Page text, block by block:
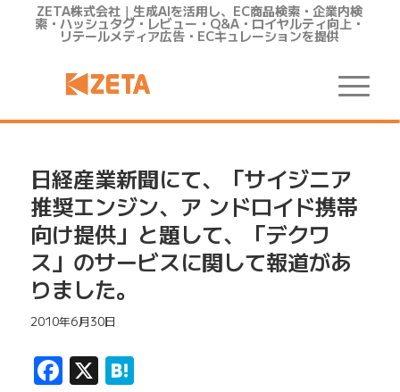
ZETA株式会社｜生成AIを活用し、EC商品検索・企業内検
索・ハッシュタグ・レビュー・Q&A・ロイヤルティ向上・
リテールメディア広告・ECキュレーションを提供
日経産業新聞にて、「サイジニア
推奨エンジン、ア ンドロイド携帯
向け提供」と題して、「デクワ
ス」のサービスに関して報道があ
りました。
2010年6月30日
Facebook
X Hatena